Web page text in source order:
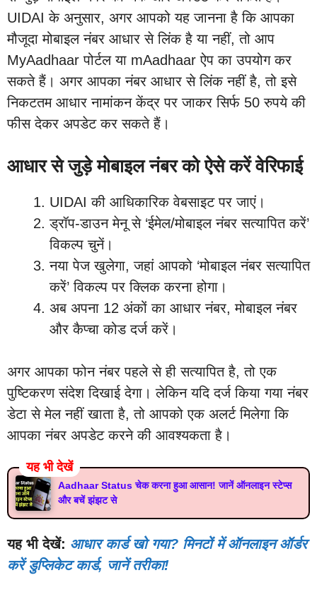
UIDAI के अनुसार, अगर आपको यह जानना है कि आपका
मौजूदा मोबाइल नंबर आधार से लिंक है या नहीं, तो आप
MyAadhaar पोर्टल या mAadhaar ऐप का उपयोग कर
सकते हैं। अगर आपका नंबर आधार से लिंक नहीं है, तो इसे
निकटतम आधार नामांकन केंद्र पर जाकर सिर्फ 50 रुपये की
फीस देकर अपडेट कर सकते हैं।
आधार से जुड़े मोबाइल नंबर को ऐसे करें वेरिफाई
UIDAI की आधिकारिक वेबसाइट पर जाएं।
ड्रॉप-डाउन मेनू से ‘ईमेल/मोबाइल नंबर सत्यापित करें’
विकल्प चुनें।
नया पेज खुलेगा, जहां आपको ‘मोबाइल नंबर सत्यापित
करें’ विकल्प पर क्लिक करना होगा।
अब अपना 12 अंकों का आधार नंबर, मोबाइल नंबर
और कैप्चा कोड दर्ज करें।
अगर आपका फोन नंबर पहले से ही सत्यापित है, तो एक
पुष्टिकरण संदेश दिखाई देगा। लेकिन यदि दर्ज किया गया नंबर
डेटा से मेल नहीं खाता है, तो आपको एक अलर्ट मिलेगा कि
आपका नंबर अपडेट करने की आवश्यकता है।
यह भी देखें
Aadhaar Status चेक करना हुआ आसान! जानें ऑनलाइन स्टेप्स
और बचें झंझट से
यह भी देखें: आधार कार्ड खो गया? मिनटों में ऑनलाइन ऑर्डर
करें डुप्लिकेट कार्ड, जानें तरीका!